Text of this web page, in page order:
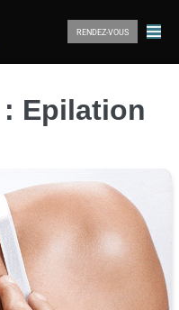
RENDEZ-VOUS
Epilation